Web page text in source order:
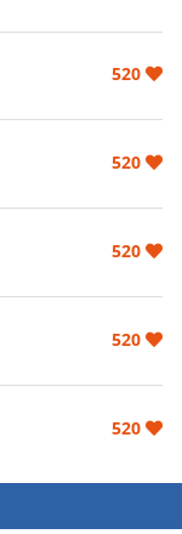
520
520
520
520
520